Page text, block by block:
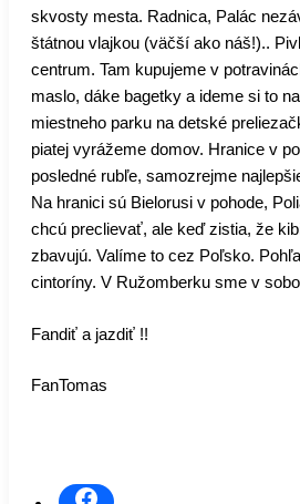
skvosty mesta. Radnica, Palác
štátnou vlajkou (väčší ako náš!)..
centrum. Tam kupujeme v
maslo, dáke bagetky a ideme si to
miestneho parku na detské
piatej vyrážeme domov. Hranice v
posledné rubľe, samozrejme
Na hranici sú Bielorusi v pohode,
chcú preclievať, ale keď zistia, že
zbavujú. Valíme to cez Poľsko.
cintoríny. V Ružomberku sme v
Fandiť a jazdiť !!
FanTomas